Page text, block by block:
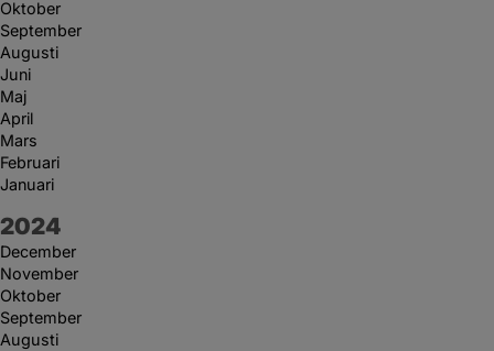
Oktober
September
Augusti
Juni
Maj
April
Mars
Februari
Januari
År:
2024
December
November
Oktober
September
Augusti